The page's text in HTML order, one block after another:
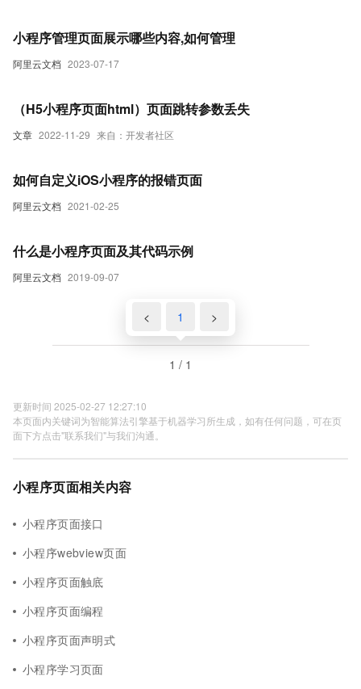
阿里云文档 2023-07-17
小程序管理页面展示哪些内容,如何管理
文章 2022-11-29 来自：开发者社区
（H5小程序页面html）页面跳转参数丢失
阿里云文档 2021-02-25
如何自定义iOS小程序的报错页面
阿里云文档 2019-09-07
什么是小程序页面及其代码示例
< 1 >
1 / 1
更新时间 2025-02-27 12:27:10
本页面内关键词为智能算法引擎基于机器学习所生成，如有任何问题，可在页
面下方点击"联系我们"与我们沟通。
小程序页面相关内容
小程序页面接口
小程序webview页面
小程序页面触底
小程序页面编程
小程序页面声明式
小程序学习页面